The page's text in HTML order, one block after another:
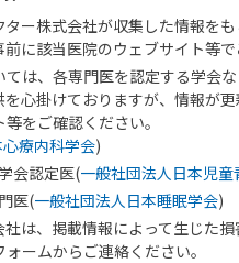
ー株式会社が収集した情報を
に該当医院のウェブサイト等で
は、各専門医を認定する学会
を心掛けておりますが、情報が
をご確認ください。
心療内科学会)
会認定医(一般社団法人日本児
医(一般社団法人日本睡眠学会)
社は、掲載情報によって生じた
ームからご連絡ください。